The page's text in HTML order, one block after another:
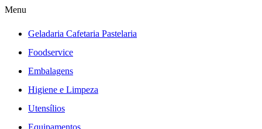
Menu
Geladaria Cafetaria Pastelaria
Foodservice
Embalagens
Higiene e Limpeza
Utensílios
Equipamentos